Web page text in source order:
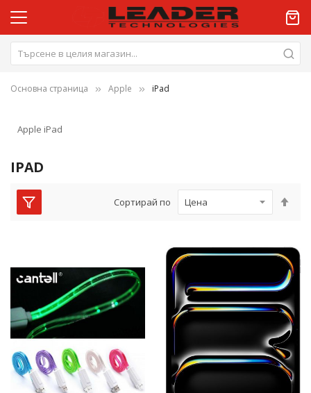
Основна страница Apple iPad
Apple iPad
IPAD
Сортирай по